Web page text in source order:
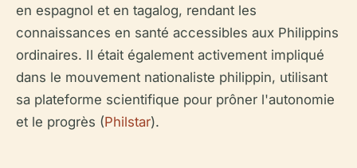
en espagnol et en tagalog, rendant les
connaissances en santé accessibles aux Philippins
ordinaires. Il était également activement impliqué
dans le mouvement nationaliste philippin, utilisant
sa plateforme scientifique pour prôner l'autonomie
et le progrès (Philstar).